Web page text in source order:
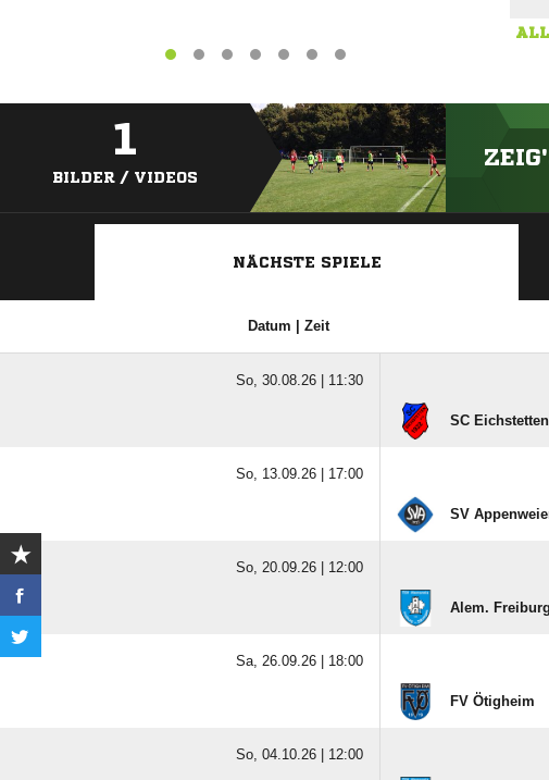
1
BILDER / VIDEOS
NÄCHSTE SPIELE
Datum | Zeit
So, 30.08.26 | 11:30
SC Eichstetten
So, 13.09.26 | 17:00
SV
So, 20.09.26 | 12:00
Alem.
Sa, 26.09.26 | 18:00
FV Ötigheim
So, 04.10.26 | 12:00